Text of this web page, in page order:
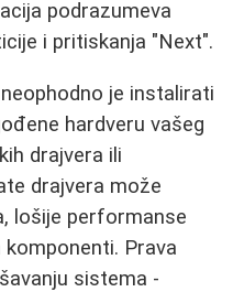
podrazumeva
i pritiskanja "Next".
je instalirati
hardveru vašeg
drajvera ili
drajvera može
lošije performanse
Prava
sistema -